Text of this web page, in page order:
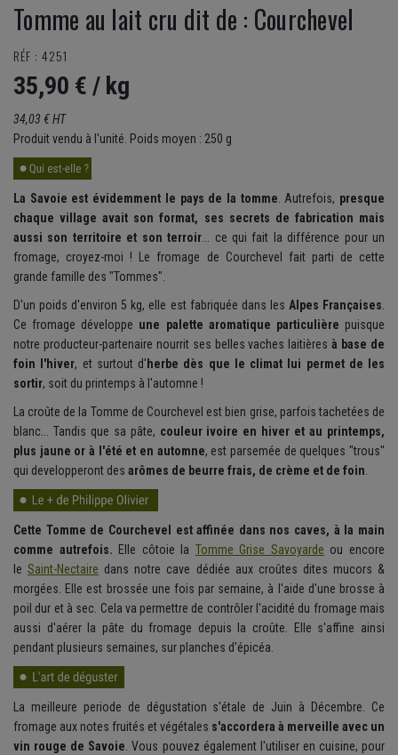
Tomme au lait cru dit de : Courchevel
RÉF : 4251
35,90 € / kg
34,03 € HT
Produit vendu à l'unité. Poids moyen : 250 g
La Savoie est évidemment le pays de la tomme. Autrefois, presque
chaque village avait son format, ses secrets de fabrication mais
aussi son territoire et son terroir... ce qui fait la différence pour un
fromage, croyez-moi ! Le fromage de Courchevel fait parti de cette
grande famille des "Tommes".
D'un poids d'environ 5 kg, elle est fabriquée dans les Alpes Françaises.
Ce fromage développe une palette aromatique particulière puisque
notre producteur-partenaire nourrit ses belles vaches laitièresà base de
foin l'hiver, et surtout d' herbe dès que le climat lui permet de les
sortir, soit du printemps à l'automne !
La croûte de la Tomme de Courchevel est bien grise, parfois tachetées de
blanc... Tandis que sa pâte, couleur ivoire en hiver et au printemps,
plus jaune or à l'été et en automne, est parsemée de quelques "trous"
qui developperont des arômes de beurre frais, de crème et de foin.
Cette Tomme de Courchevel est affinée dans nos caves, à la main
comme autrefois. Elle côtoie la Tomme Grise Savoyarde ou encore
leSaint-Nectaire dans notre cave dédiée aux croûtes dites mucors &
morgées. Elle est brossée une fois par semaine, à l'aide d'une brosse à
poil dur et à sec. Cela va permettre de contrôler l'acidité du fromage mais
aussi d'aérer la pâte du fromage depuis la croûte. Elle s'affine ainsi
pendant plusieurs semaines, sur planches d'épicéa.
La meilleure periode de dégustation s'étale de Juin à Décembre. Ce
fromage aux notes fruités et végétales s'accordera à merveille avec un
vin rouge de Savoie. Vous pouvez également l'utiliser en cuisine, pour